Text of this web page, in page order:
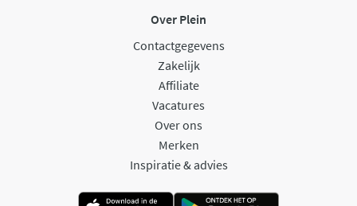
Over Plein
Contactgegevens
Zakelijk
Affiliate
Vacatures
Over ons
Merken
Inspiratie & advies